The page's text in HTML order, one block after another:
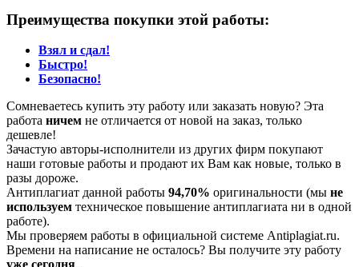
Преимущества покупки этой работы:
Взял и сдал!
Быстро!
Безопасно!
Сомневаетесь купить эту работу или заказать новую? Эта
работа ничем не отличается от новой на заказ, только
дешевле!
Зачастую авторы-исполнители из других фирм покупают
наши готовые работы и продают их Вам как новые, только в
разы дороже.
Антиплагиат данной работы 94,70% оригинальности (мы не
используем техническое повышение антиплагиата ни в одной
работе).
Мы проверяем работы в официальной системе Аntiplagiat.ru.
Времени на написание не осталось? Вы получите эту работу